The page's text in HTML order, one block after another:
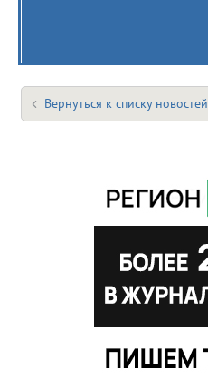
Вернуться к списку новостей